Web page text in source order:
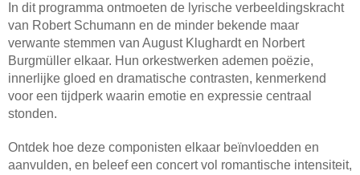
In dit programma ontmoeten de lyrische verbeeldingskracht
van Robert Schumann en de minder bekende maar
verwante stemmen van August Klughardt en Norbert
Burgmüller elkaar. Hun orkestwerken ademen poëzie,
innerlijke gloed en dramatische contrasten, kenmerkend
voor een tijdperk waarin emotie en expressie centraal
stonden.
Ontdek hoe deze componisten elkaar beïnvloedden en
aanvulden, en beleef een concert vol romantische intensiteit,